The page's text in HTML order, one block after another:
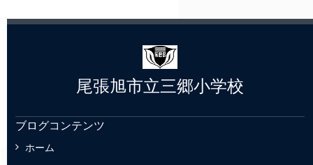
尾張旭市立三郷小学校
ブログコンテンツ
ホーム